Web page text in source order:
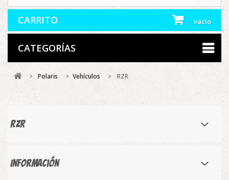
CARRITO vacío
CATEGORÍAS
> Polaris > Vehículos > RZR
RZR
Información